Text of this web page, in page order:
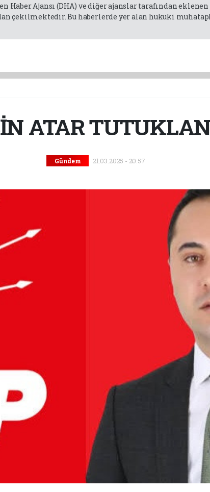
Haber Ajansı (DHA) ve diğer ajanslar tarafından
çekilmektedir. Bu haberlerde yer alan hukuki
ATAR
Gündem 21.03.2025 - 20:57